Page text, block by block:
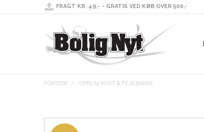
FRAGT KR. 49,- - GRATIS VED KØB OVER 500,-
FORSIDE / VIPP274 KOST & FEJEBAKKE